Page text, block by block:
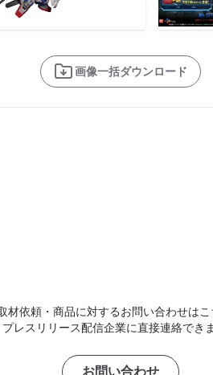
画像一括ダウンロード
材依頼・商品に対するお問い合わせはこ
プレスリリース配信企業に直接連絡できま
お問い合わせ